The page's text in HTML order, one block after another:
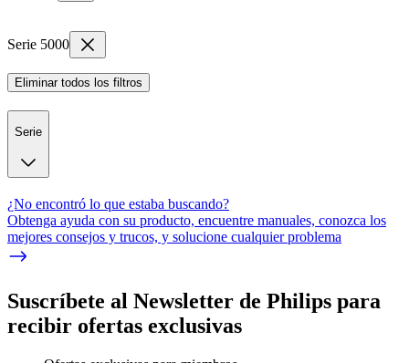
Serie 5000
Eliminar todos los filtros
Serie
¿No encontró lo que estaba buscando?
Obtenga ayuda con su producto, encuentre manuales, conozca los
mejores consejos y trucos, y solucione cualquier problema
Suscríbete al Newsletter de Philips para
recibir ofertas exclusivas